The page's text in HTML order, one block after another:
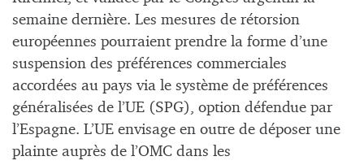
semaine dernière. Les mesures de rétorsion
européennes pourraient prendre la forme d’une
suspension des préférences commerciales
accordées au pays via le système de préférences
généralisées de l’UE (SPG), option défendue par
l’Espagne. L’UE envisage en outre de déposer une
plainte auprès de l’OMC dans les